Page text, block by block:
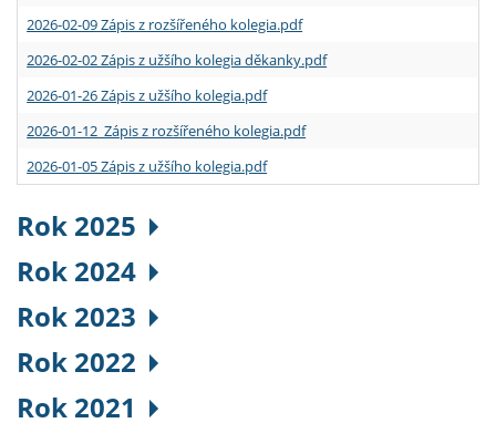
2026-02-09 Zápis z rozšířeného kolegia.pdf
2026-02-02 Zápis z užšího kolegia děkanky.pdf
2026-01-26 Zápis z užšího kolegia.pdf
2026-01-12 Zápis z rozšířeného kolegia.pdf
2026-01-05 Zápis z užšího kolegia.pdf
Rok 2025
Rok 2024
Rok 2023
Rok 2022
Rok 2021